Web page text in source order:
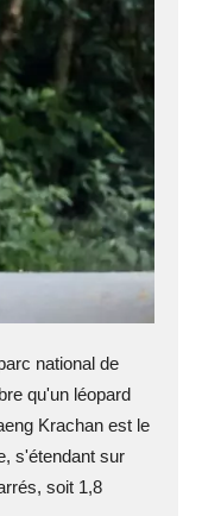
national de
qu'un léopard
Krachan est le
s'étendant sur
soit 1,8